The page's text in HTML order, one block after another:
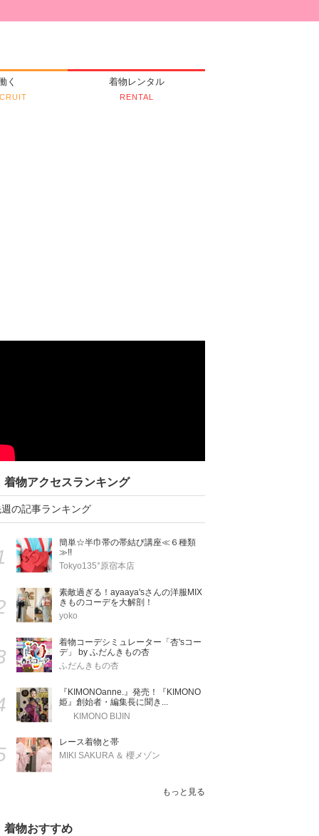
く 着物レンタル
RENTAL
着物アクセスランキング
の記事ランキング
簡単☆半巾帯の帯結び講座≪６種類
≫!!
Tokyo135°原宿本店
素敵過ぎる！ayaaya'sさんの洋服MIX
きものコーデを大解剖！
yoko
着物コーデシミュレーター「杏'sコー
デ」 by ふだんきもの杏
ふだんきもの杏
『KIMONOanne.』発売！『KIMONO
姫』創始者・編集長に聞き...
KIMONO BIJIN
レース着物と帯
MIKI SAKURA ＆ 櫻メゾン
もっと見る
着物おすすめ